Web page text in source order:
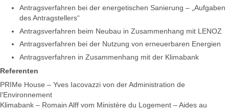
Antragsverfahren bei der energetischen Sanierung – „Aufgaben
des Antragstellers“
Antragsverfahren beim Neubau in Zusammenhang mit LENOZ
Antragsverfahren bei der Nutzung von erneuerbaren Energien
Antragsverfahren in Zusammenhang mit der Klimabank
Referenten
PRIMe House – Yves Iacovazzi von der Administration de
l’Environnement
Klimabank – Romain Alff vom Ministère du Logement – Aides au